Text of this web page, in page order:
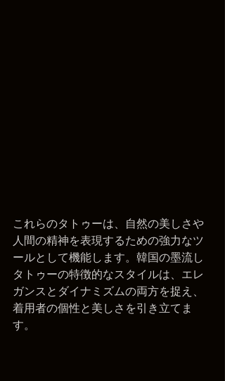
これらのタトゥーは、自然の美しさや
人間の精神を表現するための強力なツ
ールとして機能します。韓国の墨流し
タトゥーの特徴的なスタイルは、エレ
ガンスとダイナミズムの両方を捉え、
着用者の個性と美しさを引き立てま
す。